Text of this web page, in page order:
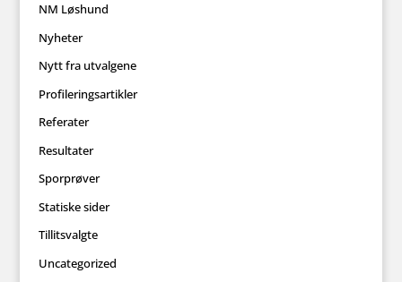
NM Løshund
Nyheter
Nytt fra utvalgene
Profileringsartikler
Referater
Resultater
Sporprøver
Statiske sider
Tillitsvalgte
Uncategorized